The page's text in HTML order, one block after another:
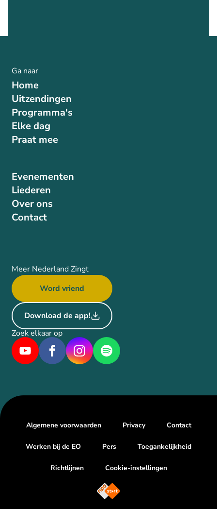
Ga naar
Home
Uitzendingen
Programma's
Elke dag
Praat mee
Evenementen
Liederen
Over ons
Contact
Meer Nederland Zingt
Word vriend
Download de app!
Zoek elkaar op
Algemene voorwaarden Privacy Contact
Werken bij de EO Pers Toegankelijkheid
Richtlijnen Cookie-instellingen